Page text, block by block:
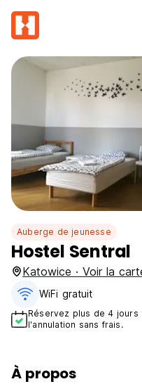
Auberge de jeunesse
Hostel Sentral
Katowice · Voir la
WiFi gratuit
Réservez plus de 4
l'annulation sans frais.
À propos